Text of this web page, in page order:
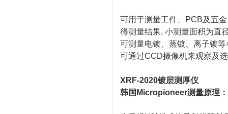
可用于测量工件、PCB及五
得测量结果, 小测量面积为直
可测量电镀、蒸镀、离子镀
可通过CCD摄像机来观察及
XRF-2020镀层测厚仪
韩国Micropioneer测量原理：